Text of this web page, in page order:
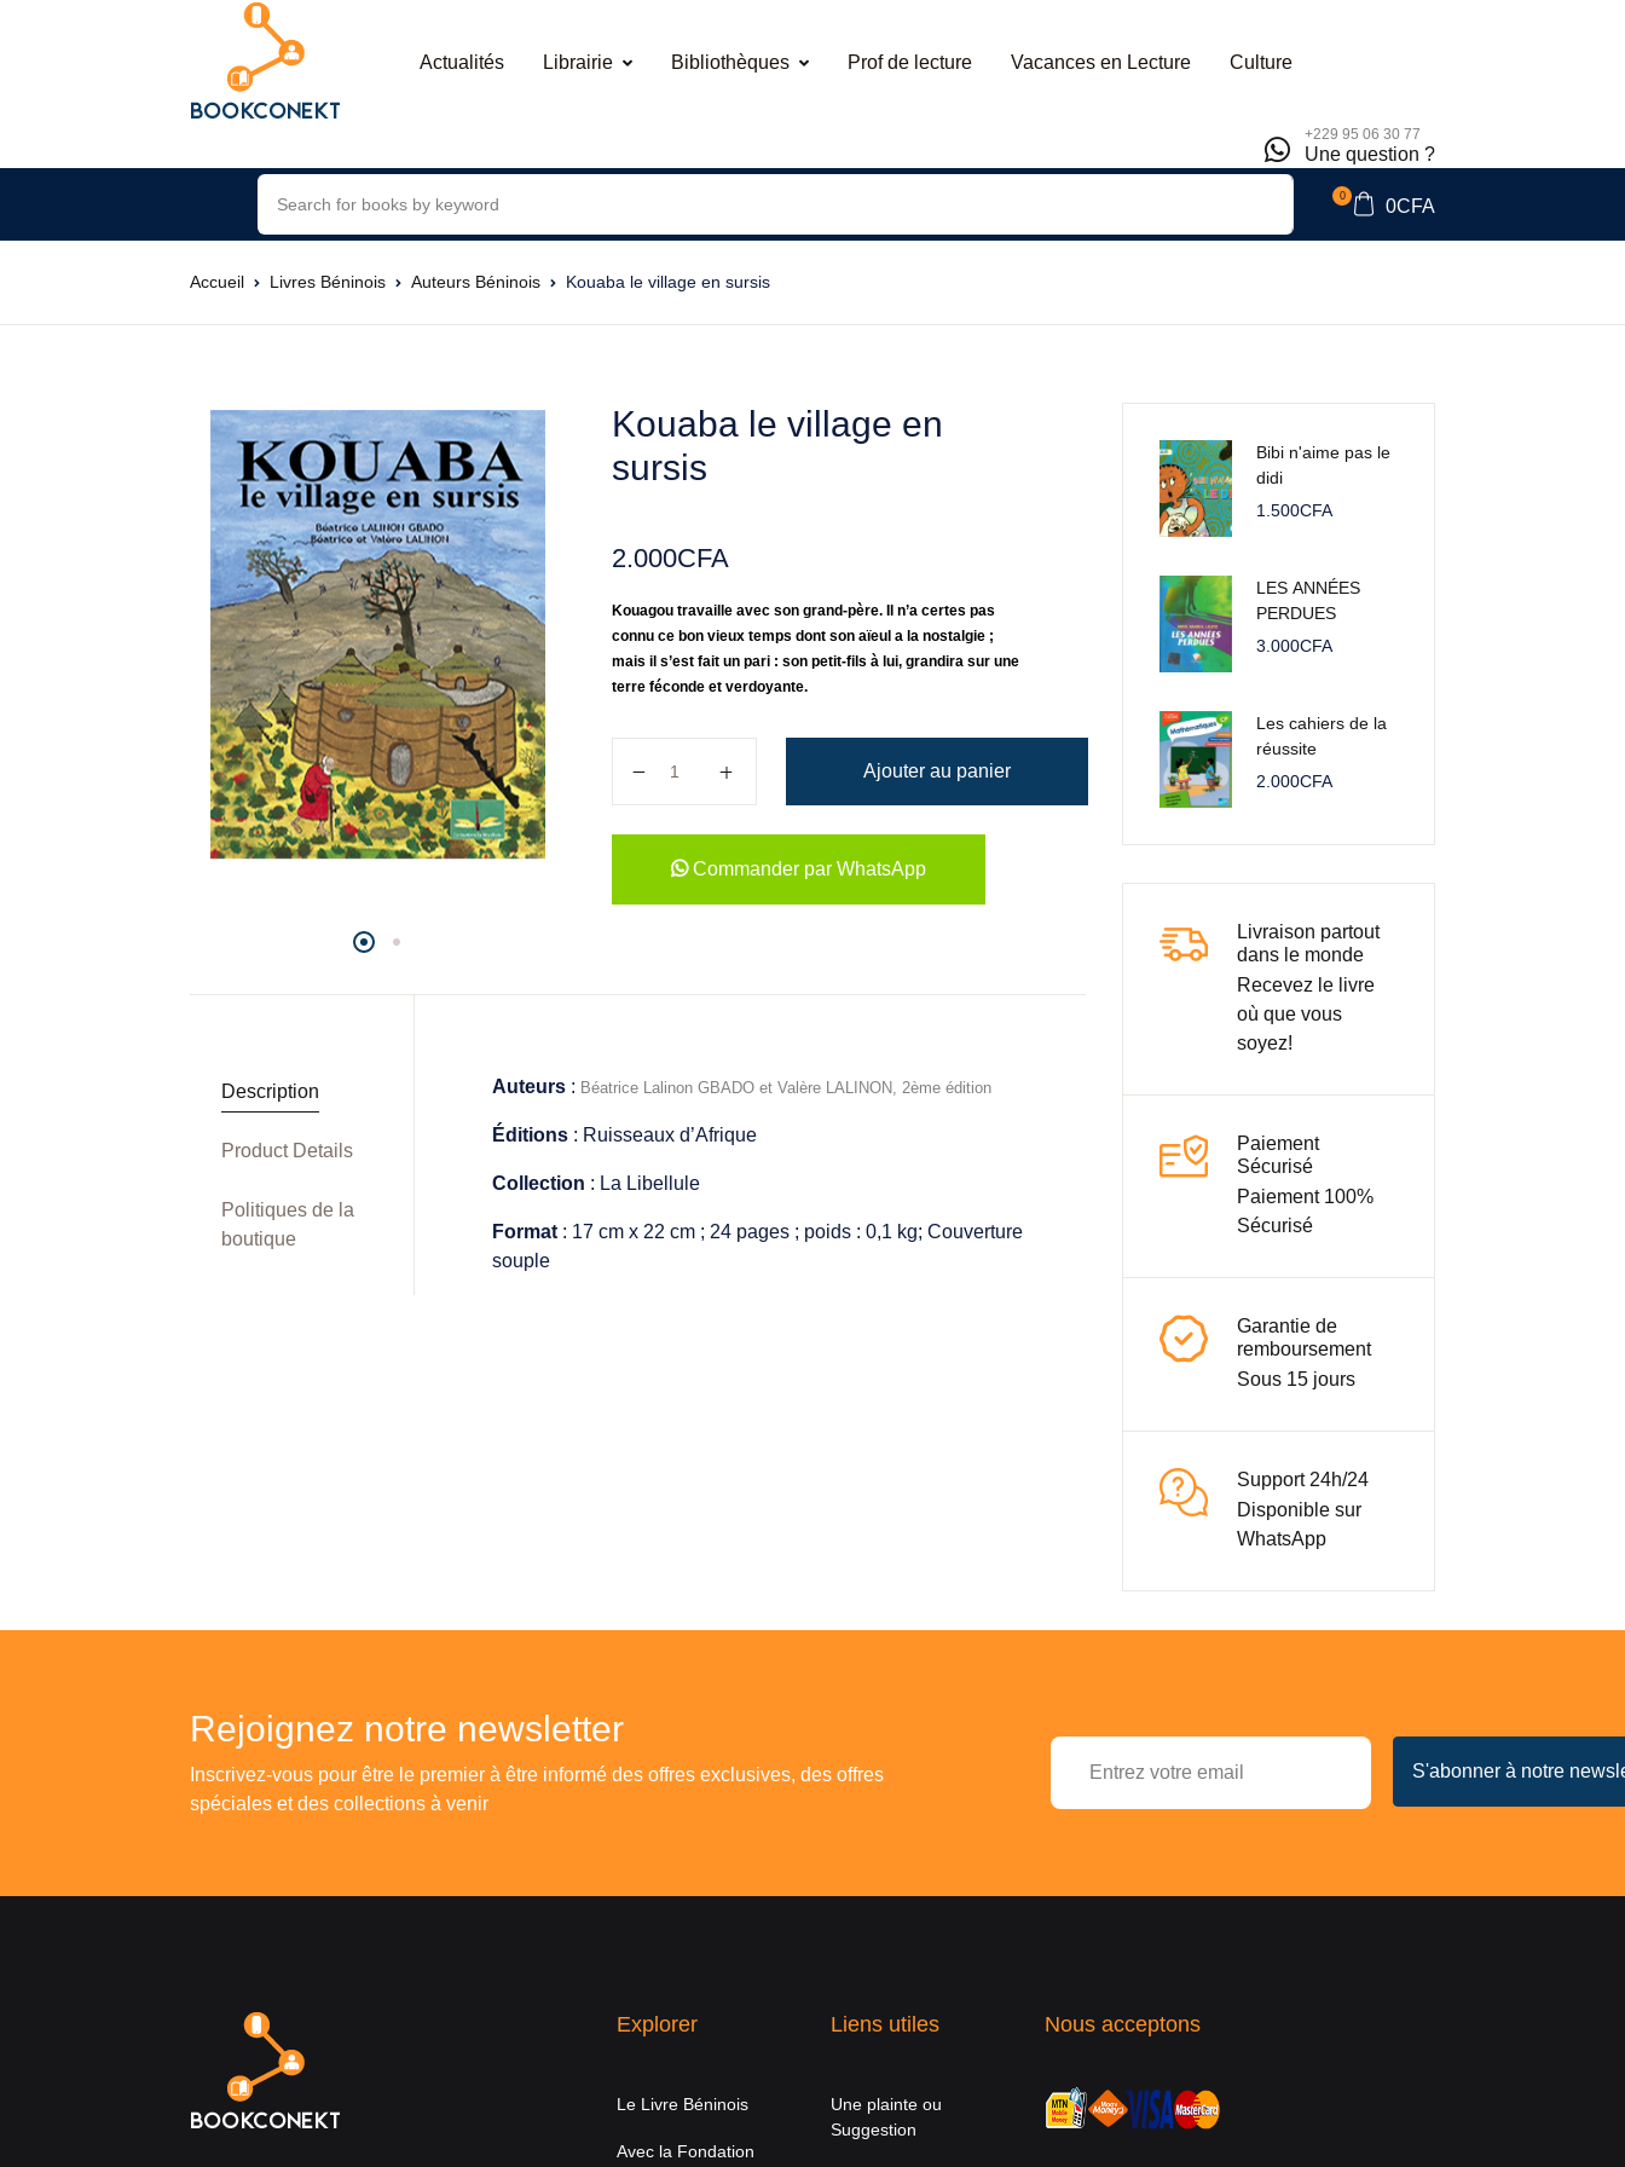
Actualités Librairie Bibliothèques Prof de lecture Vacances en Lecture Culture
+229 95 06 30 77
Une question ?
0
0CFA
Accueil Livres Béninois Auteurs Béninois Kouaba le village en sursis
Kouaba le village en
sursis
2.000CFA
Kouagou travaille avec son grand-père. Il n’a certes pas
connu ce bon vieux temps dont son aïeul a la nostalgie ;
mais il s’est fait un pari : son petit-fils à lui, grandira sur une
terre féconde et verdoyante.
Ajouter au panier
Commander par WhatsApp
Description
Product Details
Politiques de la
boutique
Auteurs : Béatrice Lalinon GBADO et Valère LALINON, 2ème édition
Éditions : Ruisseaux d’Afrique
Collection : La Libellule
Format : 17 cm x 22 cm ; 24 pages ; poids : 0,1 kg; Couverture
souple
Bibi n'aime pas le
didi
1.500CFA
LES ANNÉES
PERDUES
3.000CFA
Les cahiers de la
réussite
Mathématique CP
2.000CFA
Livraison partout
dans le monde
Recevez le livre
où que vous
soyez!
Paiement
Sécurisé
Paiement 100%
Sécurisé
Garantie de
remboursement
Sous 15 jours
Support 24h/24
Disponible sur
WhatsApp
Rejoignez notre newsletter
Inscrivez-vous pour être le premier à être informé des offres exclusives, des offres
spéciales et des collections à venir
Explorer
Le Livre Béninois
Avec la Fondation
Liens utiles
Une plainte ou
Suggestion
Nous acceptons